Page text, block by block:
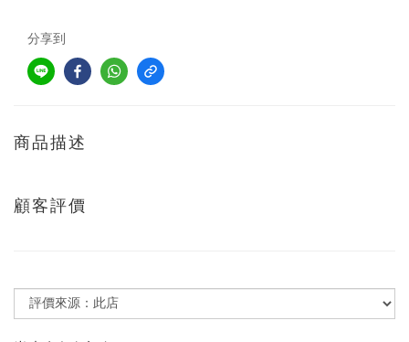
分享到
商品描述
顧客評價